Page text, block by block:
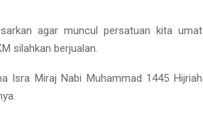
agar muncul persatuan kita umat
silahkan berjualan.
Isra Miraj Nabi Muhammad 1445 Hijriah